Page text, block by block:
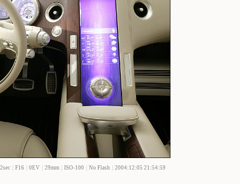
2sec| F16| 0EV 29mm| ISO-100 No Flash 2004:12:05 21:54:59